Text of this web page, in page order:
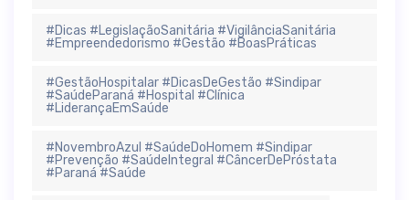
#Dicas #LegislaçãoSanitária #VigilânciaSanitária
#Empreendedorismo #Gestão #BoasPráticas
#GestãoHospitalar #DicasDeGestão #Sindipar
#SaúdeParaná #Hospital #Clínica
#LiderançaEmSaúde
#NovembroAzul #SaúdeDoHomem #Sindipar
#Prevenção #SaúdeIntegral #CâncerDePróstata
#Paraná #Saúde